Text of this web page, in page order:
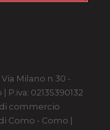
Milano n 30 -
P.iva: 02135390132
commercio
Como - Como |